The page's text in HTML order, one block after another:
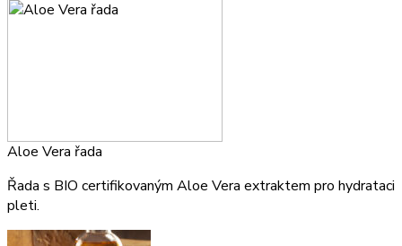
Aloe Vera řada
Řada s BIO certifikovaným Aloe Vera extraktem pro hydrataci
pleti.